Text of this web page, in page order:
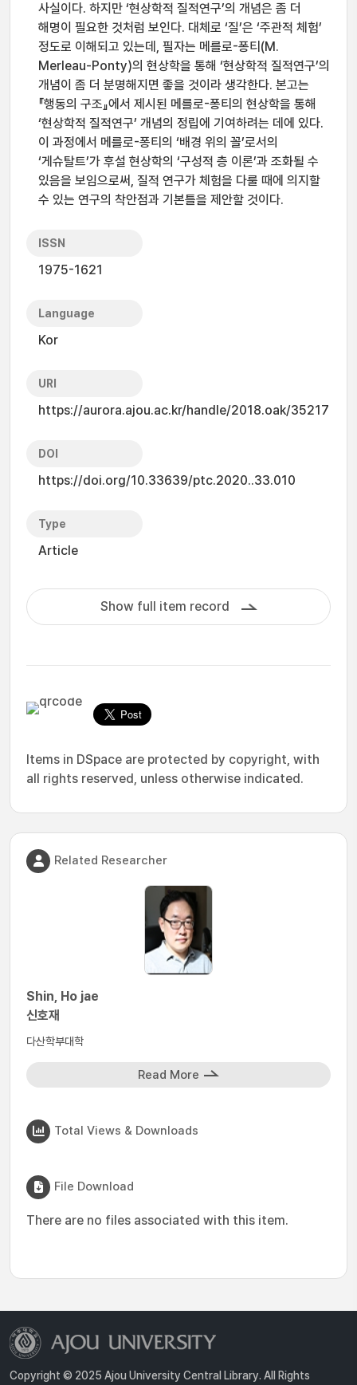
사실이다. 하지만 ‘현상학적 질적연구’의 개념은 좀 더
해명이 필요한 것처럼 보인다. 대체로 ‘질’은 ‘주관적 체험’
정도로 이해되고 있는데, 필자는 메를로-퐁티(M.
Merleau-Ponty)의 현상학을 통해 ‘현상학적 질적연구’의
개념이 좀 더 분명해지면 좋을 것이라 생각한다. 본고는
『행동의 구조』에서 제시된 메를로-퐁티의 현상학을 통해
‘현상학적 질적연구’ 개념의 정립에 기여하려는 데에 있다.
이 과정에서 메를로-퐁티의 ‘배경 위의 꼴’로서의
‘게슈탈트’가 후설 현상학의 ‘구성적 층 이론’과 조화될 수
있음을 보임으로써, 질적 연구가 체험을 다룰 때에 의지할
수 있는 연구의 착안점과 기본틀을 제안할 것이다.
ISSN
1975-1621
Language
Kor
URI
https://aurora.ajou.ac.kr/handle/2018.oak/35217
DOI
https://doi.org/10.33639/ptc.2020..33.010
Type
Article
Show full item record
Items in DSpace are protected by copyright, with
all rights reserved, unless otherwise indicated.
Related Researcher
Shin, Ho jae
신호재
다산학부대학
Read More
Total Views & Downloads
File Download
There are no files associated with this item.
Copyright © 2025 Ajou University Central Library. All Rights